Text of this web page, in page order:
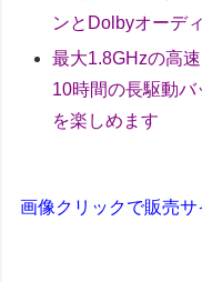
ンとDolbyオーデ
最大1.8GHzの高
10時間の長駆動
を楽しめます
画像クリックで販売サ